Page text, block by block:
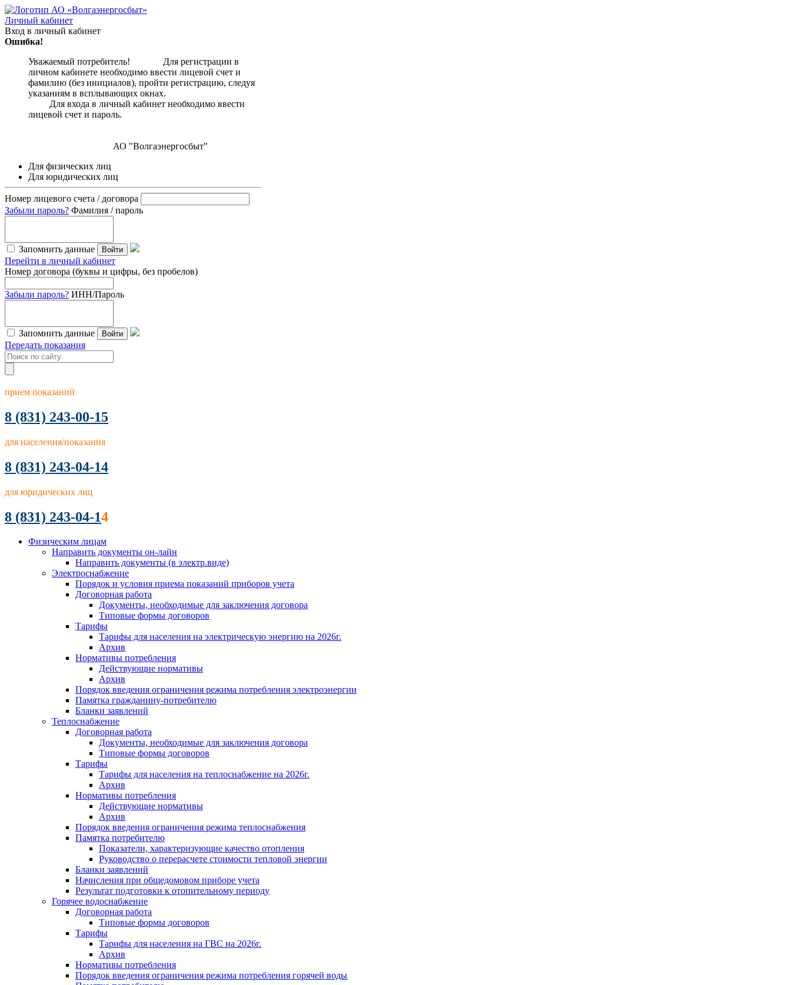
Личный кабинет
Вход в личный кабинет
Ошибка!
Уважаемый потребитель! Для регистрации в
личном кабинете необходимо ввести лицевой счет и
фамилию (без инициалов), пройти регистрацию, следуя
указаниям в всплывающих окнах.
Для входа в личный кабинет необходимо ввести
лицевой счет и пароль.
АО "Волгаэнергосбыт"
Для физических лиц
Для юридических лиц
Номер лицевого счета / договора
Забыли пароль? Фамилия / пароль
Запомнить данные Войти
Перейти в личный кабинет
Номер договора (буквы и цифры, без пробелов)
Забыли пароль? ИНН/Пароль
Запомнить данные Войти
Передать показания
прием показаний
8 (831) 243-00-15
для населения/показания
8 (831) 243-04-14
для юридических лиц
8 (831) 243-04-14
Физическим лицам
Направить документы он-лайн
Направить документы (в электр.виде)
Электроснабжение
Порядок и условия приема показаний приборов учета
Договорная работа
Документы, необходимые для заключения договора
Типовые формы договоров
Тарифы
Тарифы для населения на электрическую энергию на 2026г.
Архив
Нормативы потребления
Действующие нормативы
Архив
Порядок введения ограничения режима потребления электроэнергии
Памятка гражданину-потребителю
Бланки заявлений
Теплоснабжение
Договорная работа
Документы, необходимые для заключения договора
Типовые формы договоров
Тарифы
Тарифы для населения на теплоснабжение на 2026г.
Архив
Нормативы потребления
Действующие нормативы
Архив
Порядок введения ограничения режима теплоснабжения
Памятка потребителю
Показатели, характеризующие качество отопления
Руководство о перерасчете стоимости тепловой энергии
Бланки заявлений
Начисления при общедомовом приборе учета
Результат подготовки к отопительному периоду
Горячее водоснабжение
Договорная работа
Типовые формы договоров
Тарифы
Тарифы для населения на ГВС на 2026г.
Архив
Нормативы потребления
Порядок введения ограничения режима потребления горячей воды